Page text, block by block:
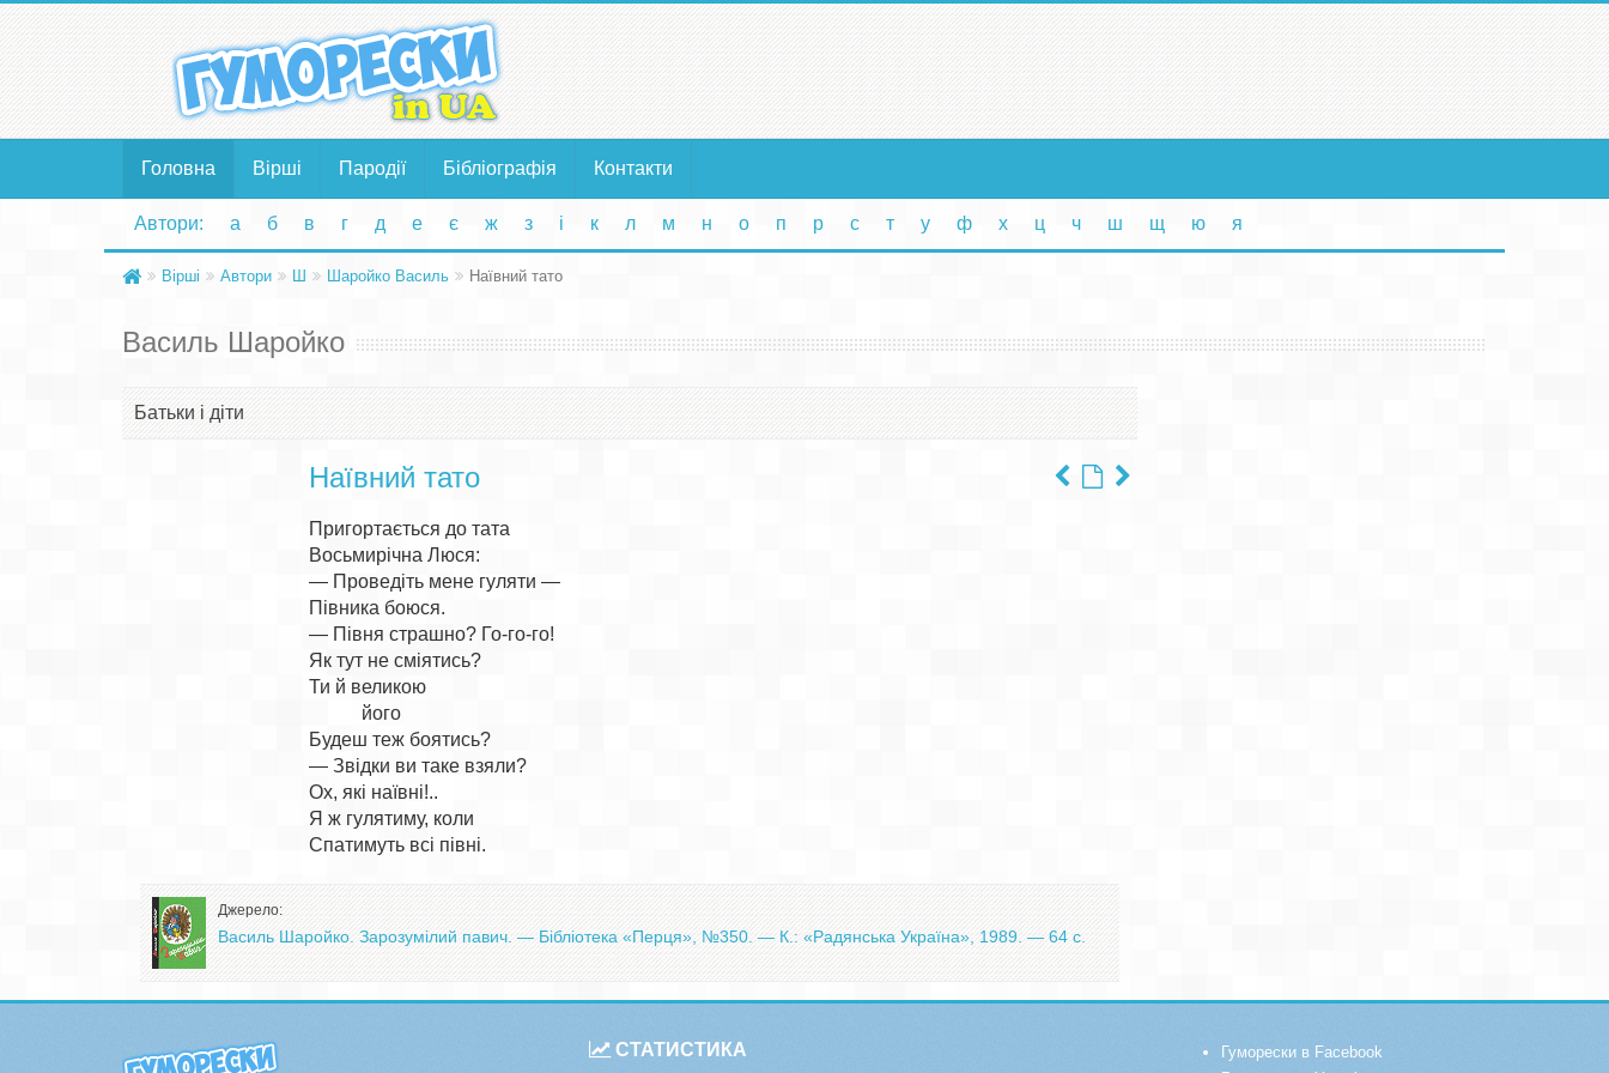
Головна Вірші Пародії Бібліографія Контакти
Автори: а б в г д е є ж з і к л м н о п р с т у ф х ц ч ш щ ю я
Вірші Автори Ш Шаройко Василь Наївний тато
Василь Шаройко
Батьки і діти
Наївний тато
Пригортається до тата
Восьмирічна Люся:
— Проведіть мене гуляти —
Півника боюся.
— Півня страшно? Го-го-го!
Як тут не сміятись?
Ти й великою
           його
Будеш теж боятись?
— Звідки ви таке взяли?
Ох, які наївні!..
Я ж гулятиму, коли
Джерело:
Василь Шаройко. Зарозумілий павич. — Бібліотека «Перця», №350. — К.: «Радянська Україна», 1989. — 64 с.
СТАТИСТИКА
Гуморески в Facebook